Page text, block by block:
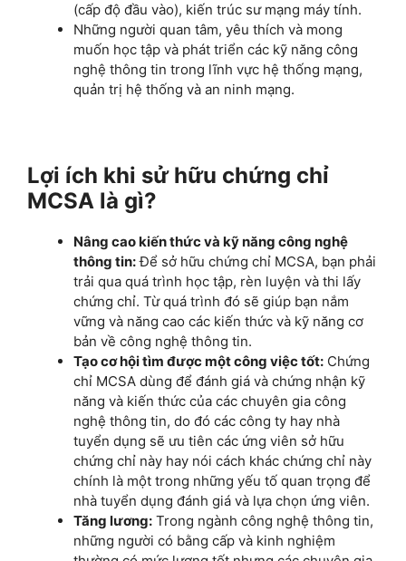
(cấp độ đầu vào), kiến trúc sư mạng máy tính.
Những người quan tâm, yêu thích và mong
muốn học tập và phát triển các kỹ năng công
nghệ thông tin trong lĩnh vực hệ thống mạng,
quản trị hệ thống và an ninh mạng.
Lợi ích khi sử hữu chứng chỉ
MCSA là gì?
Nâng cao kiến thức và kỹ năng công nghệ
thông tin:Để sở hữu chứng chỉ MCSA, bạn phải
trải qua quá trình học tập, rèn luyện và thi lấy
chứng chỉ. Từ quá trình đó sẽ giúp bạn nắm
vững và năng cao các kiến thức và kỹ năng cơ
bản về công nghệ thông tin.
Tạo cơ hội tìm được một công việc tốt: Chứng
chỉ MCSA dùng để đánh giá và chứng nhận kỹ
năng và kiến thức của các chuyên gia công
nghệ thông tin, do đó các công ty hay nhà
tuyển dụng sẽ ưu tiên các ứng viên sở hữu
chứng chỉ này hay nói cách khác chứng chỉ này
chính là một trong những yếu tố quan trọng để
nhà tuyển dụng đánh giá và lựa chọn ứng viên.
Tăng lương: Trong ngành công nghệ thông tin,
những người có bằng cấp và kinh nghiệm